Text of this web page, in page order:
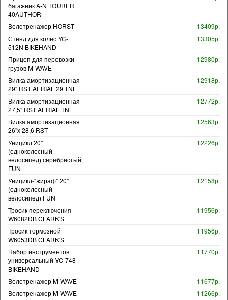
багажник A-N TOURER
40AUTHOR
Велотренажер HORST
13409р.
Стенд для колес YC-
512N BIKEHAND
13305р.
Прицеп для перевозки
грузов M-WAVE
12980р.
Вилка амортизационная
29" RST AERIAL 29 TNL
12918р.
Вилка амортизационная
27,5" RST AERIAL TNL
12772р.
Вилка амортизационная
26"х 28,6 RST
12563р.
Уницикл 20"
(одноколесный
велосипед) серебристый
FUN
12226р.
Уницикл-"жираф" 20"
(одноколесный
велосипед) FUN
12158р.
Тросик переключения
W6082DB CLARK'S
11956р.
Тросик тормозной
W6053DB CLARK'S
11956р.
Набор инструментов
универсальный YC-748
BIKEHAND
11770р.
Велотренажер M-WAVE
11677р.
Велотренажер M-WAVE
11266р.